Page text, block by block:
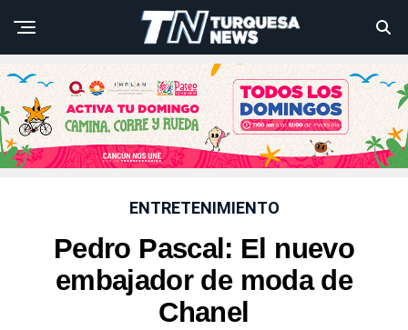
ENTRETENIMIENTO
Pedro Pascal: El nuevo
embajador de moda de
Chanel